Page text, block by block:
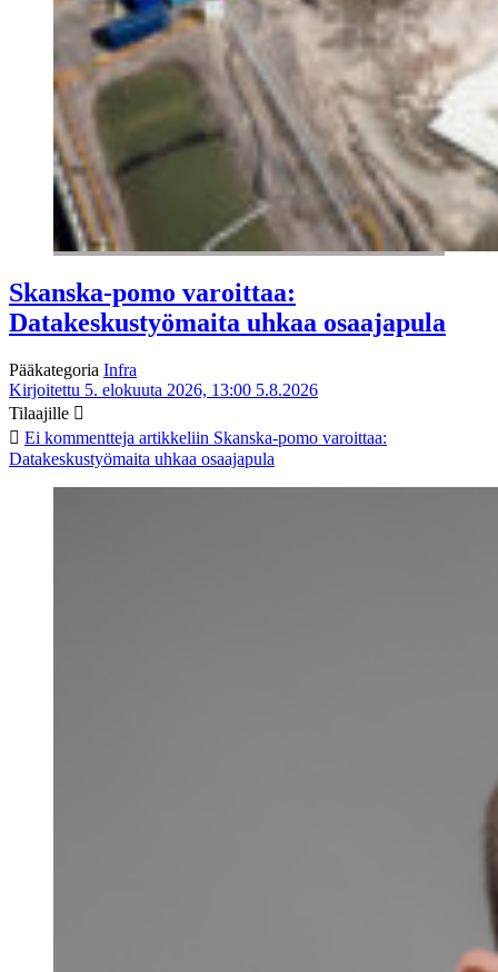
Skanska-pomo varoittaa:
Datakeskustyömaita uhkaa osaajapula
Pääkategoria Infra
Kirjoitettu 5. elokuuta 2026, 13:00 5.8.2026
Tilaajille
Ei kommentteja artikkeliin Skanska-pomo varoittaa:
Datakeskustyömaita uhkaa osaajapula